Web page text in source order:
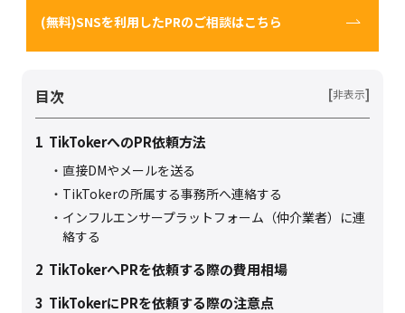
(無料)SNSを利用したPRのご相談はこちら
目次 [非表示]
1 TikTokerへのPR依頼方法
直接DMやメールを送る
TikTokerの所属する事務所へ連絡する
インフルエンサープラットフォーム（仲介業者）に連
絡する
2 TikTokerへPRを依頼する際の費用相場
3 TikTokerにPRを依頼する際の注意点